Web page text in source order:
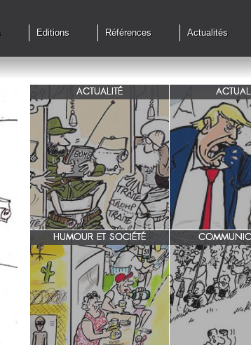
Editions Références Actualités
ACTUALITÉ
Qu'en est il des accords de cessez
le feu?
G7 à Evian, Trump,
plus ,s'en prend
HUMOUR ET SOCIÉTÉ
zone 51 INRA/ Rotation des